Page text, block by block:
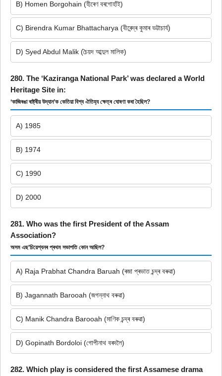
B) Homen Borgohain (হীৰেণ বৰগোহাঁই)
C) Birendra Kumar Bhattacharya (বীৰেন্দ্ৰ কুমাৰ ভট্টাচাৰ্য)
D) Syed Abdul Malik (চৈয়দ আব্দুল মালিক)
280. The ‘Kaziranga National Park’ was declared a World
Heritage Site in:
‘কাজিৰঙা ৰাষ্ট্ৰীয় উদ্যান’ক কেতিয়া বিশ্ব ঐতিহ্য ক্ষেত্ৰ ঘোষণা কৰা হৈছিল?
A) 1985
B) 1974
C) 1990
D) 2000
281. Who was the first President of the Assam
Association?
অসম এছ’চিয়েশ্যনৰ প্ৰথম সভাপতি কোন আছিল?
A) Raja Prabhat Chandra Baruah (ৰজা প্ৰভাত চন্দ্ৰ বৰুৱা)
B) Jagannath Barooah (জগন্নাথ বৰুৱা)
C) Manik Chandra Barooah (মাণিক চন্দ্ৰ বৰুৱা)
D) Gopinath Bordoloi (গোপীনাথ বৰদলৈ)
282. Which play is considered the first Assamese drama